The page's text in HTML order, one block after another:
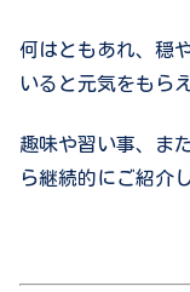
何はともあれ、穏
いると元気をもら
趣味や習い事、ま
ら継続的にご紹介